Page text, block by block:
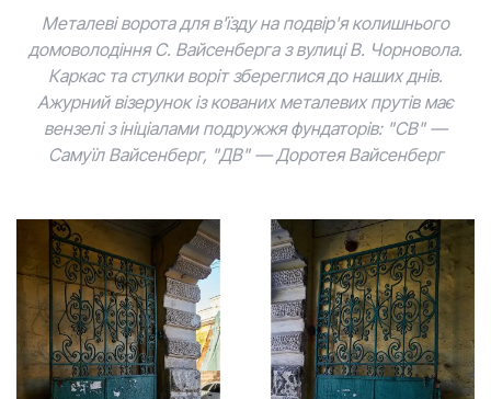
Металеві ворота для в'їзду на подвір'я колишнього
домоволодіння С. Вайсенберга з вулиці В. Чорновола.
Каркас та стулки воріт збереглися до наших днів.
Ажурний візерунок із кованих металевих прутів має
вензелі з ініціалами подружжя фундаторів: "СВ" —
Самуїл Вайсенберг, "ДВ" — Доротея Вайсенберг